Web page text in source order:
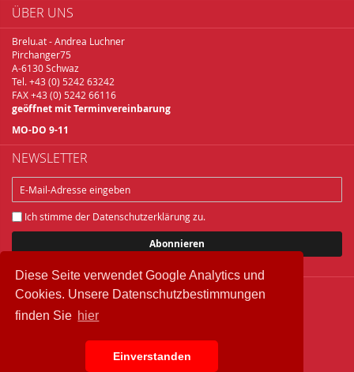
Diese Seite verwendet Google Analytics und
Cookies. Unsere Datenschutzbestimmungen
finden Sie hier
Einverstanden
ÜBER UNS
Brelu.at - Andrea Luchner
Pirchanger75
A-6130 Schwaz
Tel. +43 (0) 5242 63242
FAX +43 (0) 5242 66116
geöffnet mit Terminvereinbarung
MO-DO 9-11
NEWSLETTER
Ich stimme der Datenschutzerklärungzu.
Abonnieren
Copyright © 2018 Brelu.at Brennereifachbedarf
Datenschutz
IMPRESSUM